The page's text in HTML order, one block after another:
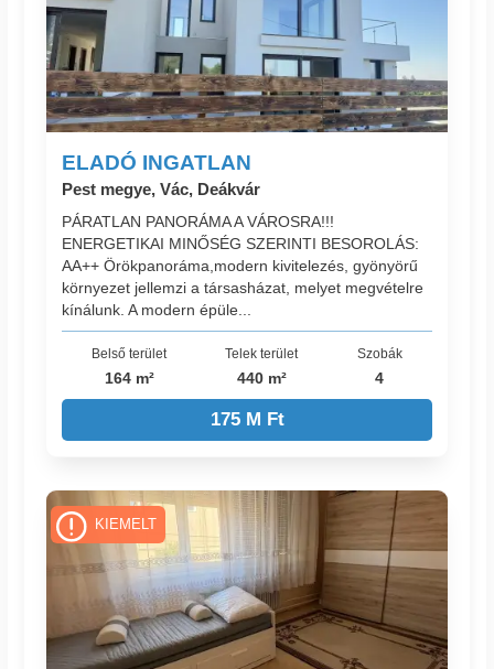
ELADÓ INGATLAN
Pest megye, Vác, Deákvár
PÁRATLAN PANORÁMA A VÁROSRA!!!
ENERGETIKAI MINŐSÉG SZERINTI BESOROLÁS:
AA++ Örökpanoráma,modern kivitelezés, gyönyörű
környezet jellemzi a társasházat, melyet megvételre
kínálunk. A modern épüle...
Belső terület
164 m²
Telek terület
440 m²
Szobák
4
175 M Ft
KIEMELT